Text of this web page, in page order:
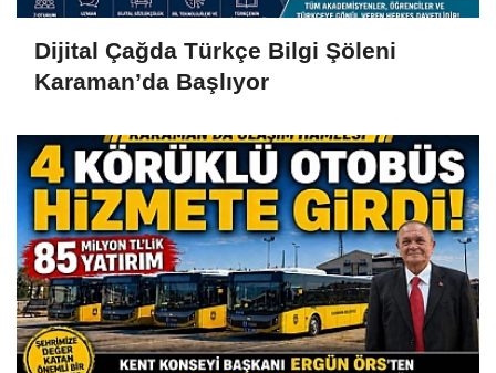
Dijital Çağda Türkçe Bilgi Şöleni
Karaman’da Başlıyor